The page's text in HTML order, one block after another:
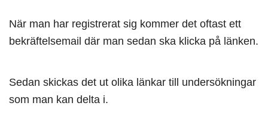
När man har registrerat sig kommer det oftast ett
bekräftelsemail där man sedan ska klicka på länken.
Sedan skickas det ut olika länkar till undersökningar
som man kan delta i.